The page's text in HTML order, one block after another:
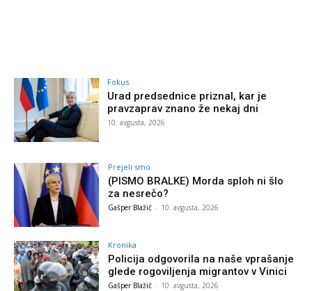
Fokus
Urad predsednice priznal, kar je
pravzaprav znano že nekaj dni
10. avgusta, 2026
Prejeli smo
(PISMO BRALKE) Morda sploh ni šlo
za nesrečo?
Gašper Blažič - 10. avgusta, 2026
Kronika
Policija odgovorila na naše vprašanje
glede rogoviljenja migrantov v Vinici
Gašper Blažič - 10. avgusta, 2026